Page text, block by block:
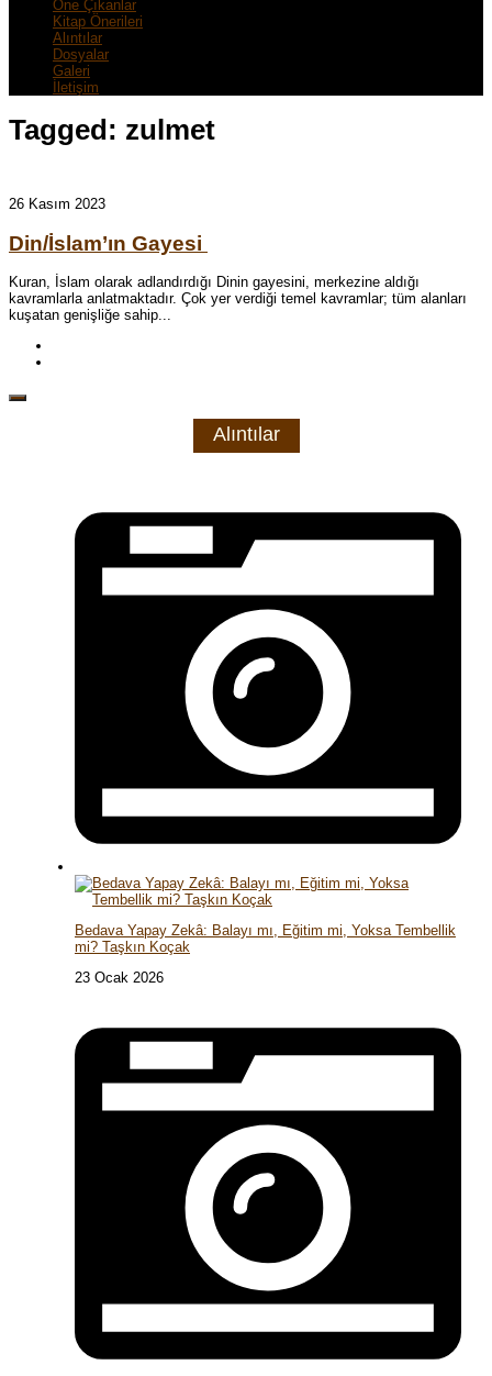
Öne Çıkanlar
Kitap Önerileri
Alıntılar
Dosyalar
Galeri
İletişim
Tagged: zulmet
26 Kasım 2023
Din/İslam’ın Gayesi
Kuran, İslam olarak adlandırdığı Dinin gayesini, merkezine aldığı
kavramlarla anlatmaktadır. Çok yer verdiği temel kavramlar; tüm alanları
kuşatan genişliğe sahip...
Alıntılar
Bedava Yapay Zekâ: Balayı mı, Eğitim mi, Yoksa Tembellik
mi? Taşkın Koçak
23 Ocak 2026